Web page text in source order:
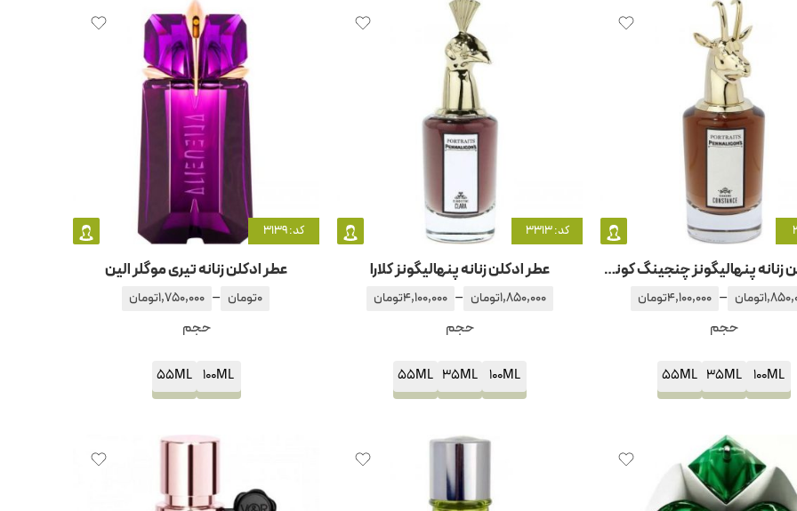
عطر ادکلن زنانه پنهالیگونز چنجینگ کونستانت
تومان –
4,100,000تومان
حجم
100ML
35ML
55ML
کد: 3313
عطر ادکلن زنانه پنهالیگونز کلارا
1,850,000تومان –
4,100,000تومان
حجم
100ML
35ML
55ML
کد: 3139
عطر ادکلن زنانه تیری موگلر الین
0تومان –
1,750,000تومان
حجم
100ML
55ML